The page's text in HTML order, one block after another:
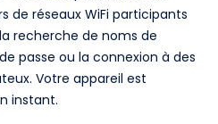
de réseaux WiFi participants
recherche de noms de
passe ou la connexion à des
Votre appareil est
instant.